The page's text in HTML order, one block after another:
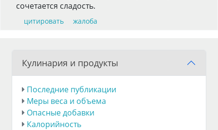
сочетается сладость.
цитировать жалоба
Кулинария и продукты
Последние публикации
Меры веса и объема
Опасные добавки
Калорийность